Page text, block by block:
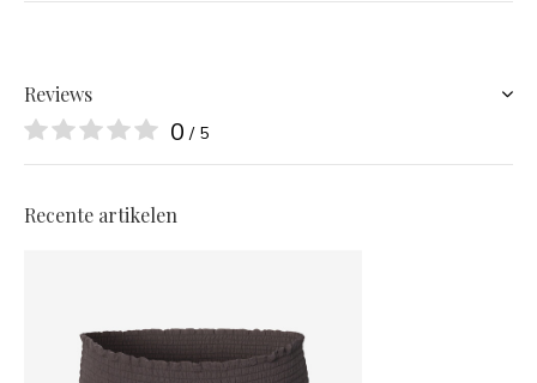
Reviews
0 / 5
Recente artikelen